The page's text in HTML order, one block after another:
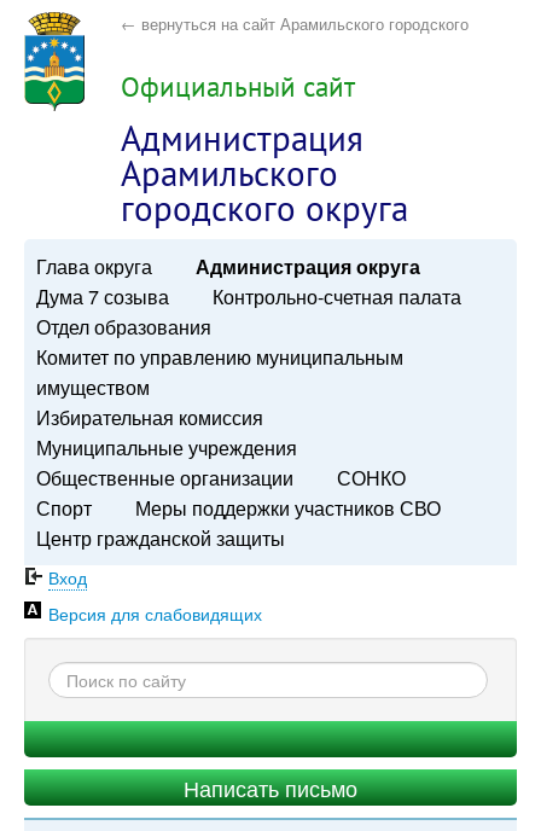
← вернуться на сайт Арамильского городского
округа
Официальный сайт
Администрация
Арамильского
городского округа
Глава округа
Администрация округа
Дума 7 созыва
Контрольно-счетная палата
Отдел образования
Комитет по управлению муниципальным
имуществом
Избирательная комиссия
Муниципальные учреждения
Общественные организации
СОНКО
Спорт
Меры поддержки участников СВО
Центр гражданской защиты
Вход
Версия для слабовидящих
Написать письмо